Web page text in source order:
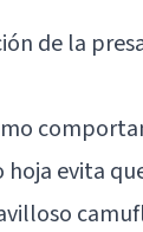
de la
evita